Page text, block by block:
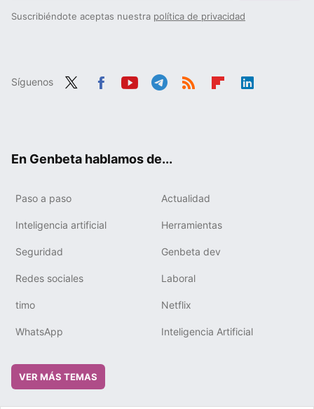
Suscribiéndote aceptas nuestra política de privacidad
Síguenos
En Genbeta hablamos de...
Paso a paso Actualidad
Inteligencia artificial Herramientas
Seguridad Genbeta dev
Redes sociales Laboral
timo Netflix
WhatsApp Inteligencia Artificial
VER MÁS TEMAS